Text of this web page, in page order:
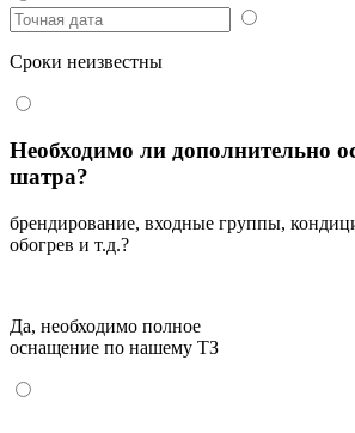
Сроки неизвестны
Необходимо ли дополнительно
шатра?
брендирование, входные группы,
обогрев и т.д.?
Да, необходимо полное
оснащение по нашему ТЗ